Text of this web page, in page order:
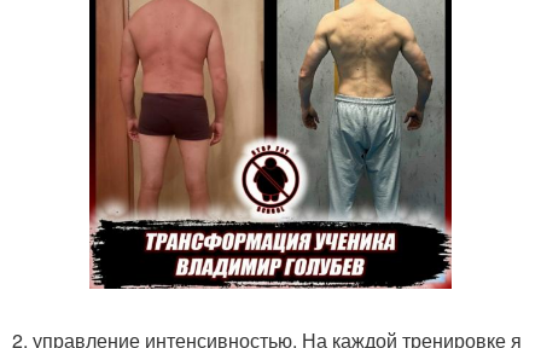
2. управление интенсивностью. На каждой тренировке я